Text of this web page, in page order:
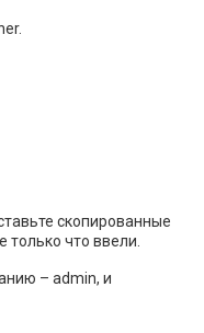
скопированные
только что ввели.
– admin, и